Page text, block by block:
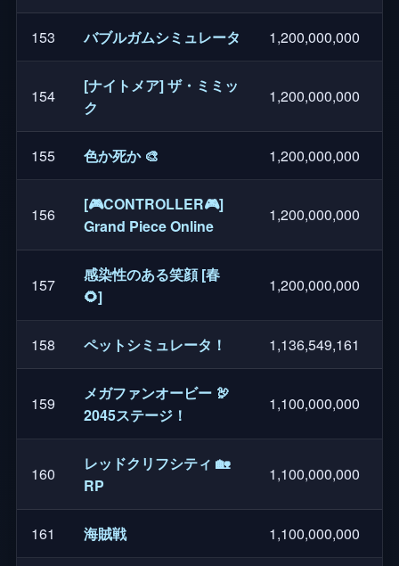
153 バブルガムシミュレータ 1,200,000,000
154
[ナイトメア] ザ・ミミッ
ク
1,200,000,000
155 色か死か 🎨 1,200,000,000
156
[🎮CONTROLLER🎮]
Grand Piece Online
1,200,000,000
157
感染性のある笑顔 [春
🌻]
1,200,000,000
158 ペットシミュレータ！ 1,136,549,161
159
メガファンオービー 🦃
2045ステージ！
1,100,000,000
160
レッドクリフシティ 🏡
RP
1,100,000,000
161 海賊戦 1,100,000,000